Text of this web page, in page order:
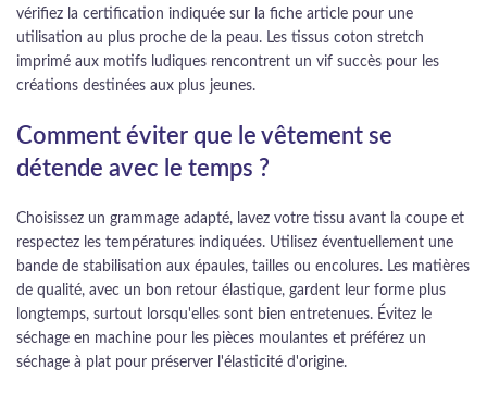
vérifiez la certification indiquée sur la fiche article pour une
utilisation au plus proche de la peau. Les tissus coton stretch
imprimé aux motifs ludiques rencontrent un vif succès pour les
créations destinées aux plus jeunes.
Comment éviter que le vêtement se
détende avec le temps ?
Choisissez un grammage adapté, lavez votre tissu avant la coupe et
respectez les températures indiquées. Utilisez éventuellement une
bande de stabilisation aux épaules, tailles ou encolures. Les matières
de qualité, avec un bon retour élastique, gardent leur forme plus
longtemps, surtout lorsqu'elles sont bien entretenues. Évitez le
séchage en machine pour les pièces moulantes et préférez un
séchage à plat pour préserver l'élasticité d'origine.